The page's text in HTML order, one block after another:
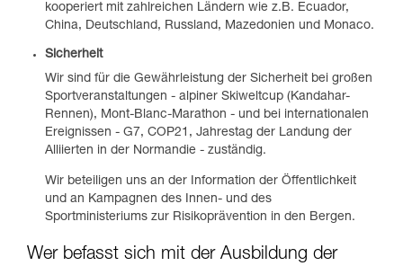
kooperiert mit zahlreichen Ländern wie z.B. Ecuador,
China, Deutschland, Russland, Mazedonien und Monaco.
Sicherheit
Wir sind für die Gewährleistung der Sicherheit bei großen
Sportveranstaltungen - alpiner Skiweltcup (Kandahar-
Rennen), Mont-Blanc-Marathon - und bei internationalen
Ereignissen - G7, COP21, Jahrestag der Landung der
Alliierten in der Normandie - zuständig.
Wir beteiligen uns an der Information der Öffentlichkeit
und an Kampagnen des Innen- und des
Sportministeriums zur Risikoprävention in den Bergen.
Wer befasst sich mit der Ausbildung der